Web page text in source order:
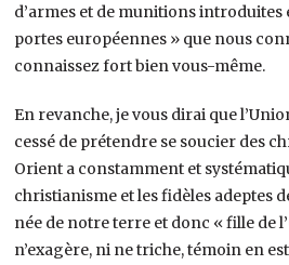
d’armes et de munitions introduites
portes européennes » que nous
connaissez fort bien vous-même.
En revanche, je vous dirai que
cessé de prétendre se soucier des
Orient a constamment et
christianisme et les fidèles adeptes
née de notre terre et donc « fille de
n’exagère, ni ne triche, témoin en